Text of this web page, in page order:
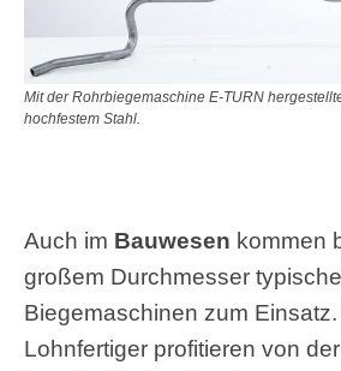
Mit der Rohrbiegemaschine E-TURN
hochfestem Stahl.
Auch im Bauwesen kommen
großem Durchmesser
Biegemaschinen zum
Lohnfertiger profitieren von